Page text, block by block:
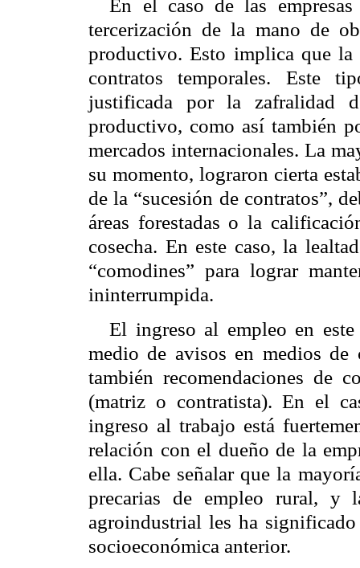
En el caso de las
tercerización de la mano de
productivo. Esto implica que la
contratos temporales. Este
justificada por la zafralidad
productivo, como así también
mercados internacionales. La
su momento, lograron cierta
de la “sucesión de contratos”,
áreas forestadas o la
cosecha. En este caso, la
“comodines” para lograr
ininterrumpida.
El ingreso al empleo en
medio de avisos en medios
también recomendaciones de
(matriz o contratista). En el
ingreso al trabajo está
relación con el dueño de la
ella. Cabe señalar que la
precarias de empleo rural, y
agroindustrial les ha
socioeconómica anterior.